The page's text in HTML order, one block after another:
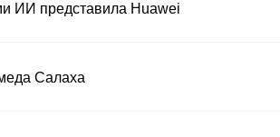
ИИ представила Huawei
Салаха